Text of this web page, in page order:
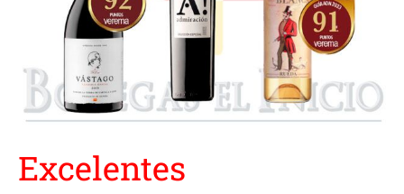
Excelentes
totalmente
distintos